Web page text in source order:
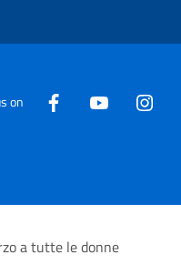
on
a tutte le donne